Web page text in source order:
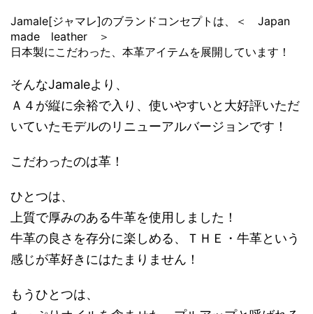
Jamale[ジャマレ]のブランドコンセプトは、＜ Japan
made leather ＞
日本製にこだわった、本革アイテムを展開しています！
そんなJamaleより、
Ａ４が縦に余裕で入り、使いやすいと大好評いただ
いていたモデルのリニューアルバージョンです！
こだわったのは革！
ひとつは、
上質で厚みのある牛革を使用しました！
牛革の良さを存分に楽しめる、ＴＨＥ・牛革という
感じが革好きにはたまりません！
もうひとつは、